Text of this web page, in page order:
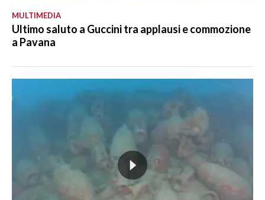
MULTIMEDIA
Ultimo saluto a Guccini tra applausi e commozione
a Pavana